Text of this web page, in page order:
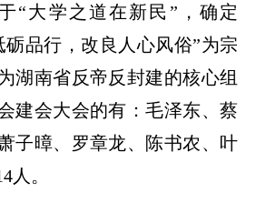
“大学之道在新民”，确定
砺品行，改良人心风俗”为宗
湖南省反帝反封建的核心组
建会大会的有：毛泽东、蔡
子暲、罗章龙、陈书农、叶
人 。